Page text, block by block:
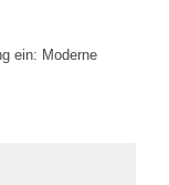
ein: Moderne